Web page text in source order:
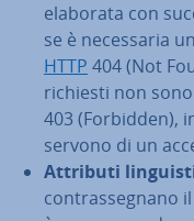
elaborata con
se è ne­ces­sa­ria
HTTP 404 (Not
richiesti non
403 (Forbidden),
servono di un
Attributi
con­tras­se­gna­no